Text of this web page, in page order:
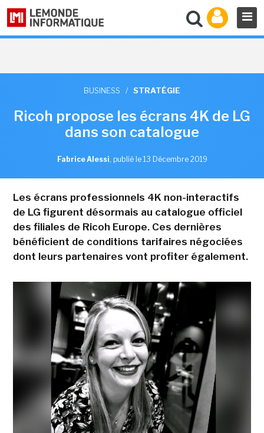
BUSINESS / STRATÉGIE
Ricoh propose les écrans 4K de LG
dans son catalogue
Fabrice Alessi, publié le 13 Décembre 2019
Les écrans professionnels 4K non-interactifs
de LG figurent désormais au catalogue officiel
des filiales de Ricoh Europe. Ces dernières
bénéficient de conditions tarifaires négociées
dont leurs partenaires vont profiter également.